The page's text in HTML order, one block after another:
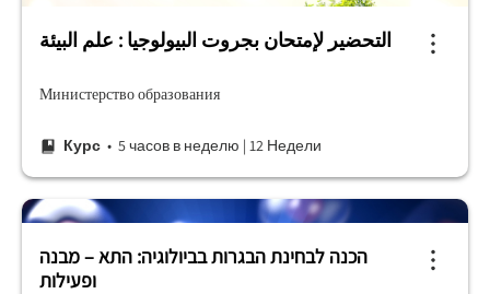
التحضير لإمتحان بجروت البيولوجيا : علم البيئة
Министерство образования
Курс • 5 часов в неделю | 12 Недели
הכנה לבחינת הבגרות בביולוגיה: התא – מבנה
ופעילות